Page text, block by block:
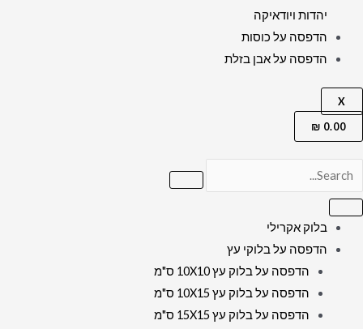
יהדות ויודאיקה
הדפסה על כוסות
הדפסה על אבן בזלת
X
0.00
₪
בלוק אקרילי
הדפסה על בלוקי עץ
הדפסה על בלוק עץ 10X10 ס"מ
הדפסה על בלוק עץ 10X15 ס"מ
הדפסה על בלוק עץ 15X15 ס"מ